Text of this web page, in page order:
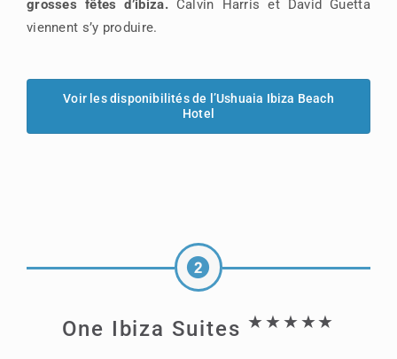
grosses fêtes d’ibiza.Calvin Harris et David Guetta
viennent s’y produire.
Voir les disponibilités de l’Ushuaia Ibiza Beach
Hotel
One Ibiza Suites ★★★★★